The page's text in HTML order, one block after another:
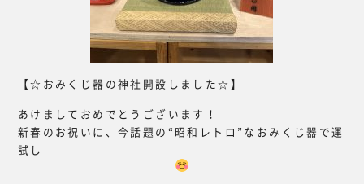
【☆おみくじ器の神社開設しました☆】
あけましておめでとうございます！
新春のお祝いに、今話題の“昭和レトロ”なおみくじ器で運
試し